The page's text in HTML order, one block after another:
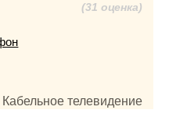
(31 оценка)
телевидение